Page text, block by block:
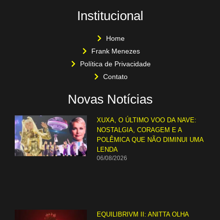
Institucional
Home
Frank Menezes
Política de Privacidade
Contato
Novas Notícias
XUXA, O ÚLTIMO VOO DA NAVE:
NOSTALGIA, CORAGEM E A
POLÊMICA QUE NÃO DIMINUI UMA
LENDA
06/08/2026
EQUILIBRIVM II: ANITTA OLHA